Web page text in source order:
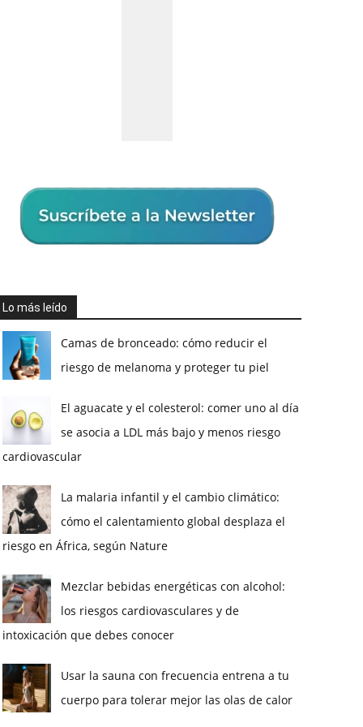
Lo más leído
Camas de bronceado: cómo reducir el
riesgo de melanoma y proteger tu piel
El aguacate y el colesterol: comer uno al día
se asocia a LDL más bajo y menos riesgo
cardiovascular
La malaria infantil y el cambio climático:
cómo el calentamiento global desplaza el
riesgo en África, según Nature
Mezclar bebidas energéticas con alcohol:
los riesgos cardiovasculares y de
intoxicación que debes conocer
Usar la sauna con frecuencia entrena a tu
cuerpo para tolerar mejor las olas de calor